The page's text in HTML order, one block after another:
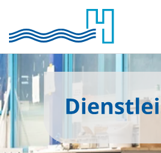
Skip to main content